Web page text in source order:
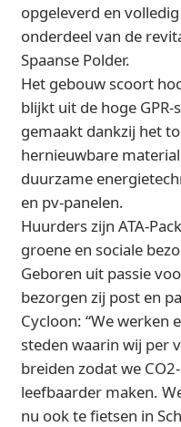
opgeleverd en
onderdeel van de
Spaanse Polder.
Het gebouw scoort
blijkt uit de hoge
gemaakt dankzij het
hernieuwbare
duurzame
en pv-panelen.
Huurders zijn ATA-
groene en sociale
Geboren uit passie
bezorgen zij post en
Cycloon: “We werken
steden waarin wij per
breiden zodat we
leefbaarder maken.
nu ook te fietsen in